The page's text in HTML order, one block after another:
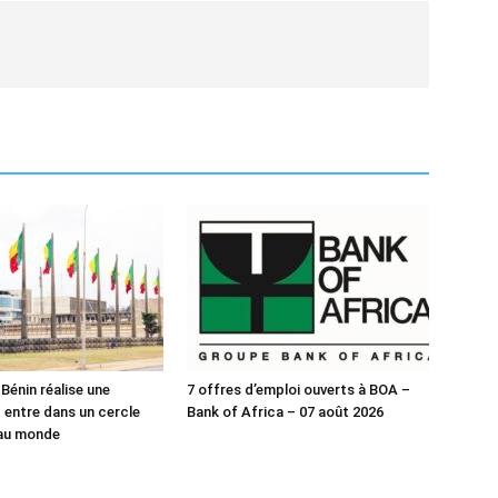
réalise une
dans un cercle
monde
7 offres d’emploi ouverts à BOA –
Bank of Africa – 07 août 2026